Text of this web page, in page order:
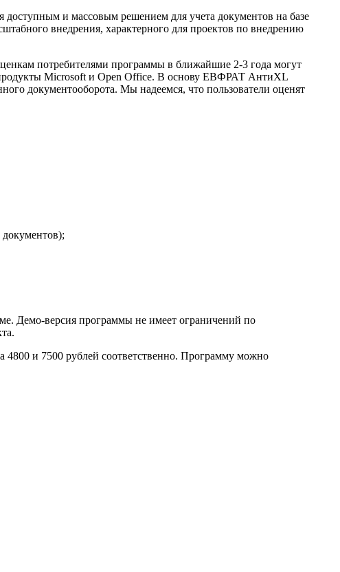
и массовым решением для учета документов на базе
внедрения, характерного для проектов по внедрению
потребителями программы в ближайшие 2-3 года могут
продукты Microsoft и Open Office. В основу ЕВФРАТ АнтиXL
документооборота. Мы надеемся, что пользователи оценят
Демо-версия программы не имеет ограничений по
4800 и 7500 рублей соответственно. Программу можно